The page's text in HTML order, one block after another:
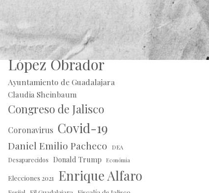
Alberto Uribe
Andrés Manuel
López Obrador
Ayuntamiento de Guadalajara
Claudia Sheinbaum
Congreso de Jalisco
Coronavirus Covid-19
Daniel Emilio Pacheco DEA
Desaparecidos Donald Trump Económia
Elecciones 2021 Enrique Alfaro